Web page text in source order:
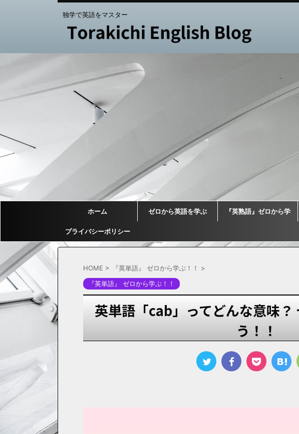
独学で英語をマスター
ホーム ゼロから英語を学ぶ 『英熟語』ゼロから学
プライバシーポリシー
HOME > 『英単語』 ゼロから学ぶ！！
>
『英単語』 ゼロから学ぶ！！
英単語「cab」ってどんな意味
う！！